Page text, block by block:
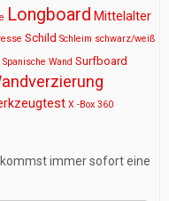
Longboard Mittelalter
Schild Schleim schwarz/weiß
Spanische Wand Surfboard
X -Box 360
immer sofort eine